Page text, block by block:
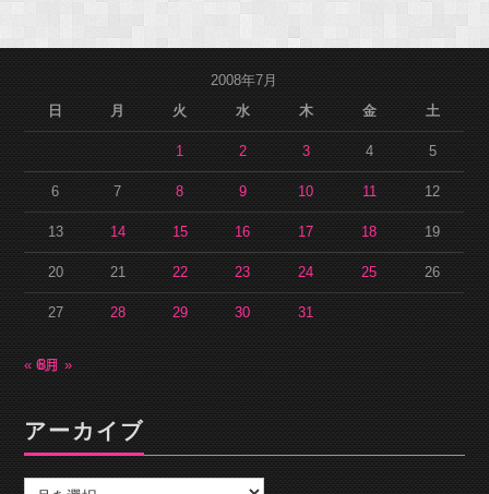
2008年7月
日
月 火 水 木 金 土
1 2 3 4 5
6 7 8 9 10 11 12
13 14 15 16 17 18 19
20 21 22 23 24 25 26
27 28 29 30 31
« 6月8月 »
アーカイブ